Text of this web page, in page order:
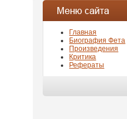
Главная
Биография Фета
Произведения
Критика
Рефераты